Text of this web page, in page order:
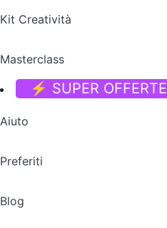
Kit Creatività
Masterclass
⚡ SUPER OFFERTE
Aiuto
Preferiti
Blog